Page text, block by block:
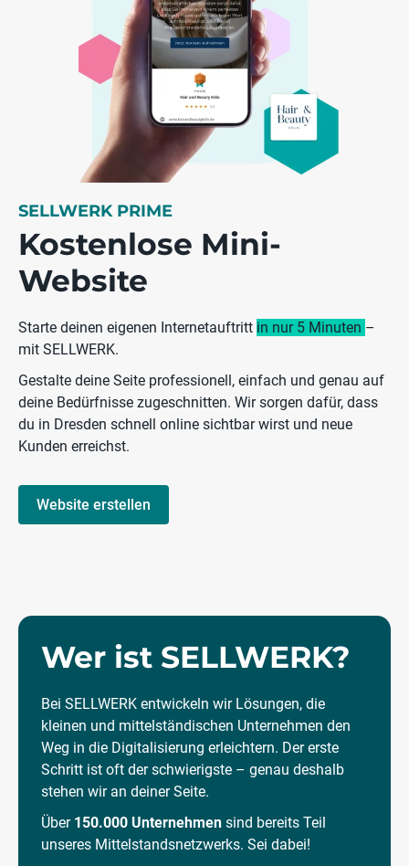
SELLWERK PRIME
Kostenlose Mini-
Website
Starte deinen eigenen Internetauftritt in nur 5 Minuten –
mit SELLWERK.
Gestalte deine Seite professionell, einfach und genau auf
deine Bedürfnisse zugeschnitten. Wir sorgen dafür, dass
du in Dresden schnell online sichtbar wirst und neue
Kunden erreichst.
Website erstellen
Wer ist SELLWERK?
Bei SELLWERK entwickeln wir Lösungen, die
kleinen und mittelständischen Unternehmen den
Weg in die Digitalisierung erleichtern. Der erste
Schritt ist oft der schwierigste – genau deshalb
stehen wir an deiner Seite.
Über 150.000 Unternehmen sind bereits Teil
unseres Mittelstandsnetzwerks. Sei dabei!